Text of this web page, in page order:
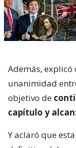
Además,
unanimidad
objetivo de
capítulo y
Y aclaró que